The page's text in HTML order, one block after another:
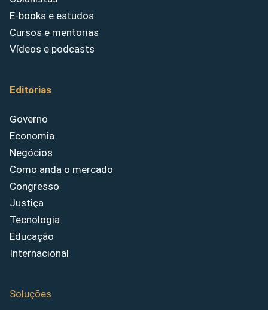
E-books e estudos
Cursos e mentorias
Vídeos e podcasts
Editorias
Governo
Economia
Negócios
Como anda o mercado
Congresso
Justiça
Tecnologia
Educação
Internacional
Soluções